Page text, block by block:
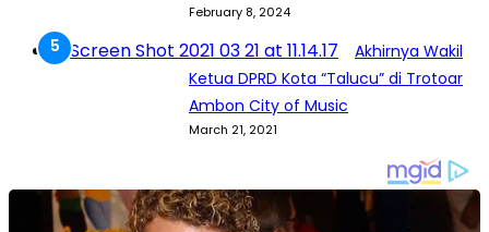
February 8, 2024
Akhirnya Wakil
Ketua DPRD Kota “Talucu” di Trotoar
Ambon City of Music
March 21, 2021